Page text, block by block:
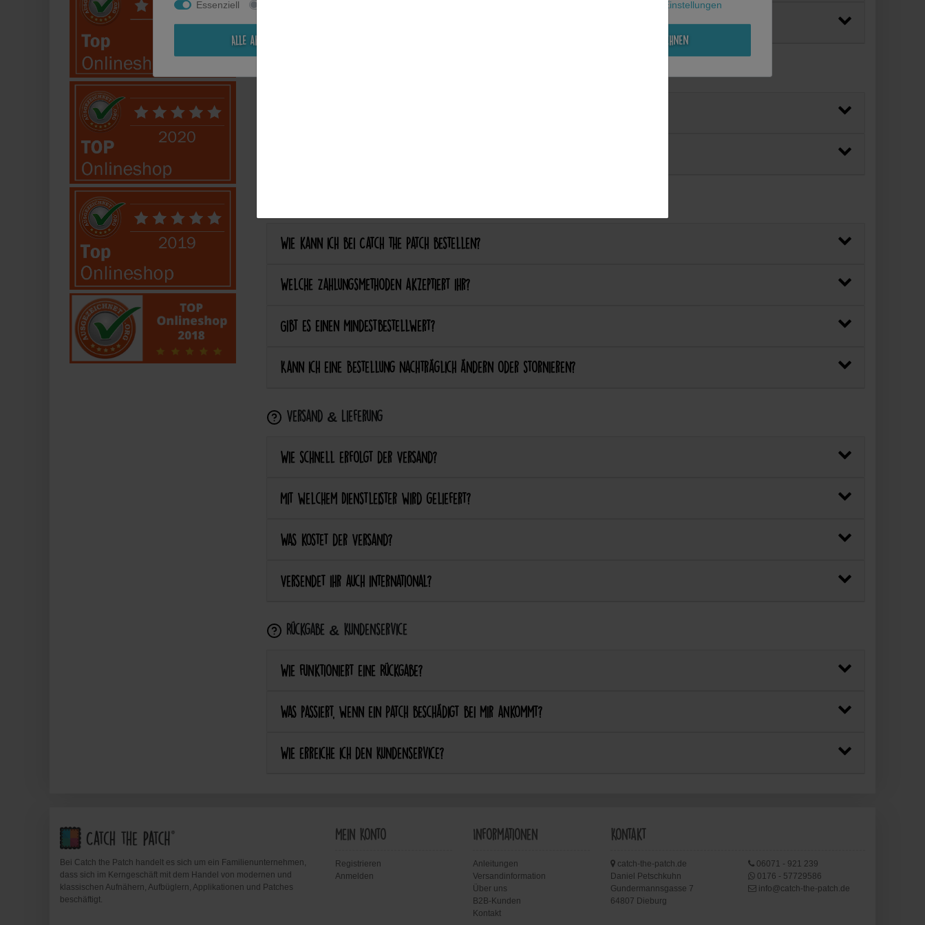
Wie kann ich bei Catch the Patch bestellen?
Welche Zahlungsmethoden akzeptiert ihr?
Gibt es einen Mindestbestellwert?
Kann ich eine Bestellung nachträglich ändern oder stornieren?
Versand & Lieferung
Wie schnell erfolgt der Versand?
Mit welchem Dienstleister wird geliefert?
Was kostet der Versand?
Versendet ihr auch international?
Rückgabe & Kundenservice
Wie funktioniert eine Rückgabe?
Was passiert, wenn ein Patch beschädigt bei mir ankommt?
Wie erreiche ich den Kundenservice?
Bei Catch the Patch handelt es sich um ein Familienunternehmen,
dass sich im Kerngeschäft mit dem Handel von modernen und
klassischen Aufnähern, Aufbüglern, Applikationen und Patches
beschäftigt.
Mein Konto
Registrieren
Anmelden
Informationen
Anleitungen
Versandinformation
Über uns
B2B-Kunden
Kontakt
Kontakt
catch-the-patch.de
Daniel Petschkuhn
Gundermannsgasse 7
64807 Dieburg
06071 - 921 239
0176 - 57729586
info@catch-the-patch.de
Essenziell Weitere Einstellungen
Alle akzeptieren Alle ablehnen